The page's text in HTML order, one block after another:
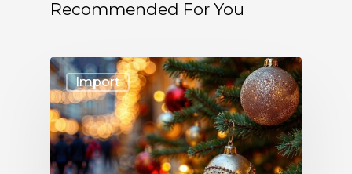
Recommended For You
Import